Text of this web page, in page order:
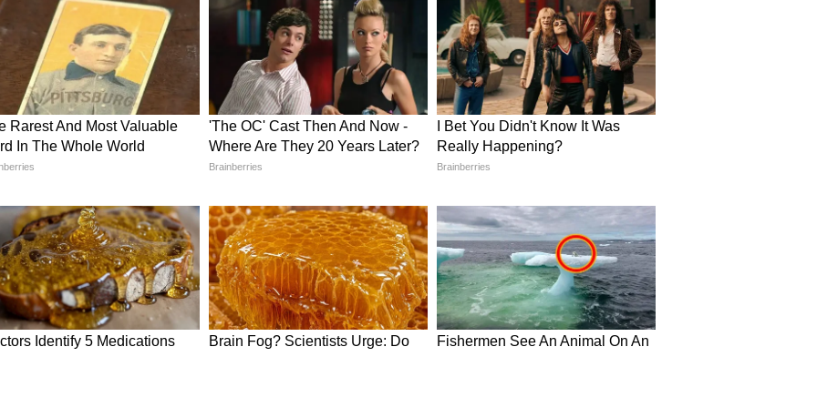
साझेदारी के मामलों में चुनौतीपूर्ण रह सकता है।
रखें। यात्रा के दौरान सामान और जरूरी दस्तावेजों का